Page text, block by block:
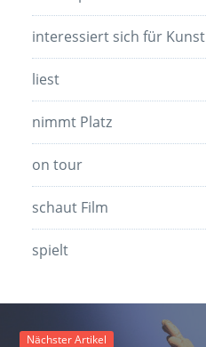
interessiert sich für Kunst
liest
nimmt Platz
on tour
schaut Film
spielt
Nächster Artikel